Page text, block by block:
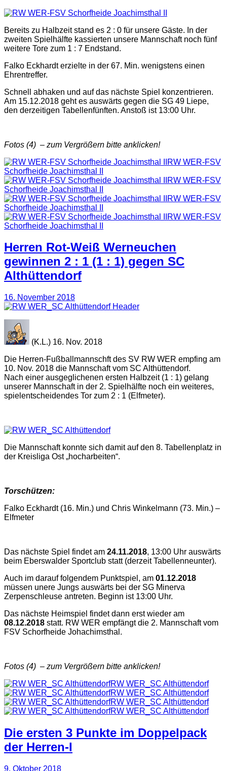
Bereits zu Halbzeit stand es 2 : 0 für unsere Gäste. In der
zweiten Spielhälfte kassierten unsere Mannschaft noch fünf
weitere Tore zum 1 : 7 Endstand.
Falko Eckhardt erzielte in der 67. Min. wenigstens einen
Ehrentreffer.
Schnell abhaken und auf das nächste Spiel konzentrieren.
Am 15.12.2018 geht es auswärts gegen die SG 49 Liepe,
den derzeitigen Tabellenfünften. Anstoß ist 13:00 Uhr.
Fotos (4) – zum Vergrößern bitte anklicken!
RW WER-FSV
Schorfheide Joachimsthal II
RW WER-FSV
Schorfheide Joachimsthal II
RW WER-FSV
Schorfheide Joachimsthal II
RW WER-FSV
Schorfheide Joachimsthal II
Herren Rot-Weiß Werneuchen
gewinnen 2 : 1 (1 : 1) gegen SC
Althüttendorf
16. November 2018
(K.L.) 16. Nov. 2018
Die Herren-Fußballmannschft des SV RW WER empfing am
10. Nov. 2018 die Mannschaft vom SC Althüttendorf.
Nach einer ausgeglichenen ersten Halbzeit (1 : 1) gelang
unserer Mannschaft in der 2. Spielhälfte noch ein weiteres,
spielentscheidendes Tor zum 2 : 1 (Elfmeter).
Die Mannschaft konnte sich damit auf den 8. Tabellenplatz in
der Kreisliga Ost „hocharbeiten“.
Torschützen:
Falko Eckhardt (16. Min.) und Chris Winkelmann (73. Min.) –
Elfmeter
Das nächste Spiel findet am 24.11.2018, 13:00 Uhr auswärts
beim Eberswalder Sportclub statt (derzeit Tabellenneunter).
Auch im darauf folgendem Punktspiel, am 01.12.2018
müssen unere Jungs auswärts bei der SG Minerva
Zerpenschleuse antreten. Beginn ist 13:00 Uhr.
Das nächste Heimspiel findet dann erst wieder am
08.12.2018 statt. RW WER empfängt die 2. Mannschaft vom
FSV Schorfheide Johachimsthal.
Fotos (4) – zum Vergrößern bitte anklicken!
RW WER_SC Althüttendorf
RW WER_SC Althüttendorf
RW WER_SC Althüttendorf
RW WER_SC Althüttendorf
Die ersten 3 Punkte im Doppelpack
der Herren-I
9. Oktober 2018